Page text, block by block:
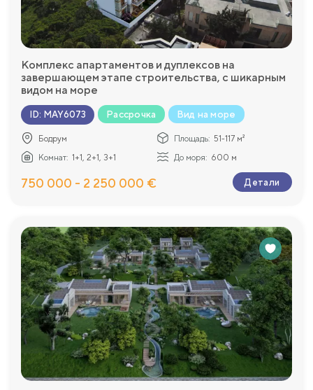
Комплекс апартаментов и дуплексов на
завершающем этапе строительства, с шикарным
видом на море
ID: MAY6073 Рассрочка Вид на море
Бодрум Площадь: 51-117 м²
Комнат: 1+1, 2+1, 3+1 До моря: 600 м
750 000 - 2 250 000 € Детали